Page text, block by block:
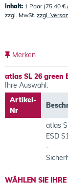
Inhalt: 1 Paar (75,40 €
zzgl. MwSt. zzgl.
Merken
atlas SL 26 green
Ihre Auswahl:
Artikel-
Nr
atlas
ESD
-
WÄHLEN SIE